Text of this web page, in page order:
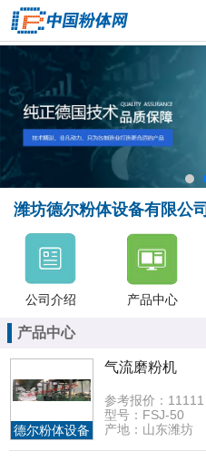
潍坊德尔粉体设备有限公司
潍坊德尔粉体设备有限公司
公司介绍 产品中心
产品中心
德尔粉体设备
气流磨粉机
参考报价：11111
型号：FSJ-50
产地：山东潍坊